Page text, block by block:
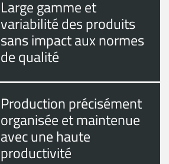
Large gamme et
variabilité des produits
sans impact aux normes
de qualité
Production précisément
organisée et maintenue
avec une haute
productivité